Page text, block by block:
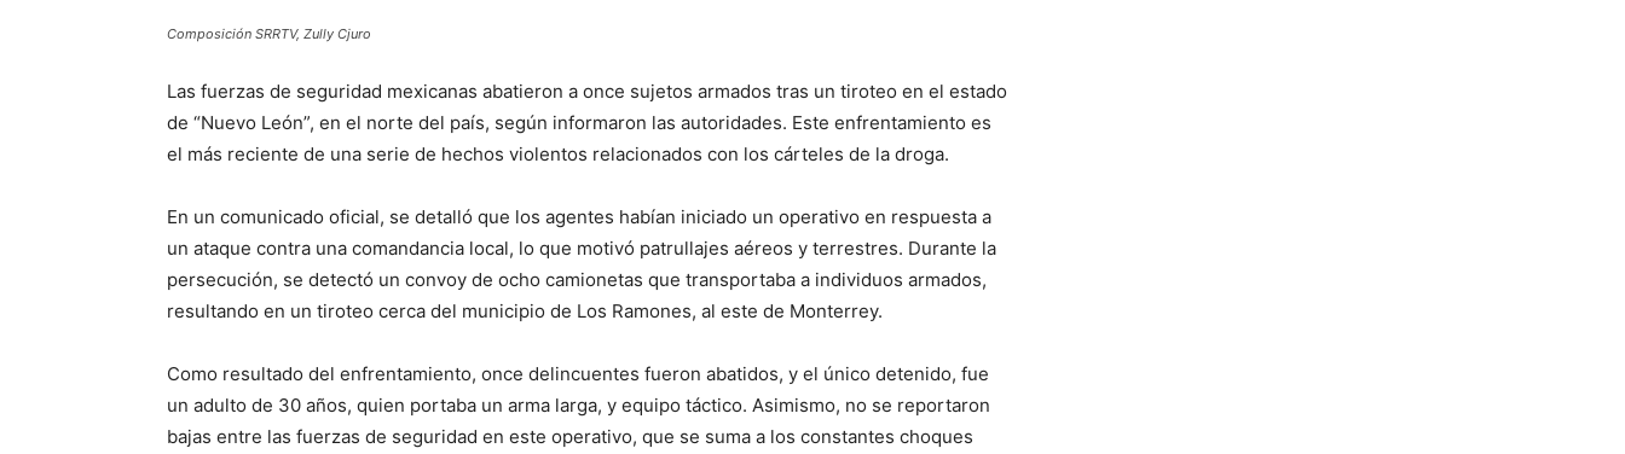
Composición SRRTV, Zully Cjuro
Las fuerzas de seguridad mexicanas abatieron a once sujetos armados tras un tiroteo en el estado
de “Nuevo León”, en el norte del país, según informaron las autoridades. Este enfrentamiento es
el más reciente de una serie de hechos violentos relacionados con los cárteles de la droga.
En un comunicado oficial, se detalló que los agentes habían iniciado un operativo en respuesta a
un ataque contra una comandancia local, lo que motivó patrullajes aéreos y terrestres. Durante la
persecución, se detectó un convoy de ocho camionetas que transportaba a individuos armados,
resultando en un tiroteo cerca del municipio de Los Ramones, al este de Monterrey.
Como resultado del enfrentamiento, once delincuentes fueron abatidos, y el único detenido, fue
un adulto de 30 años, quien portaba un arma larga, y equipo táctico. Asimismo, no se reportaron
bajas entre las fuerzas de seguridad en este operativo, que se suma a los constantes choques